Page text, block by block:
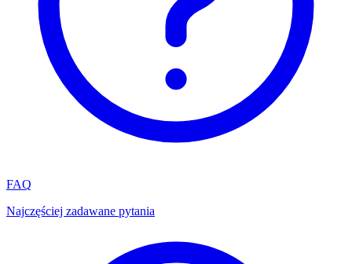
FAQ
Najczęściej zadawane pytania